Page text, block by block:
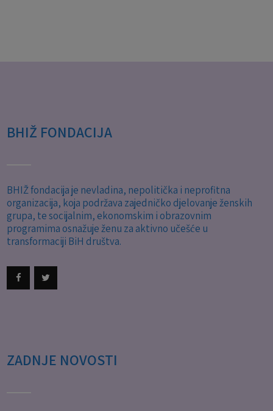
BHIŽ FONDACIJA
BHIŽ fondacija je nevladina, nepolitička i neprofitna
organizacija, koja podržava zajedničko djelovanje ženskih
grupa, te socijalnim, ekonomskim i obrazovnim
programima osnažuje ženu za aktivno učešće u
transformaciji BiH društva.
ZADNJE NOVOSTI